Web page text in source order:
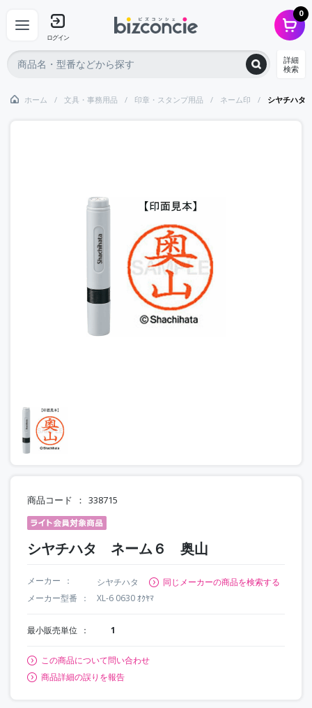
ログイン
0
詳細
検索
ホーム 文具・事務用品 印章・スタンプ用品 ネーム印 シヤチハ
商品コード 338715
シヤチハタ ネーム６ 奥山
メーカー シヤチハタ
同じメーカーの商品を検索する
メーカー型番
XL-6 0630 ｵｸﾔﾏ
最小販売単位 1
この商品について問い合わせ
商品詳細の誤りを報告